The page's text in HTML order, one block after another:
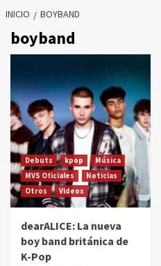
INICIO BOYBAND
boyband
Debuts kpop
Música
MVS Oficiales
Noticias
Otros
Videos
dearALICE: La nueva
boy band británica de
K-Pop